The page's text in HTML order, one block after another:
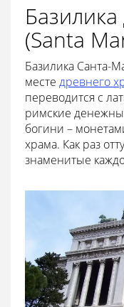
(Santa
Базилика Санта-
месте древнего
переводится с
римские
богини –
храма. Как раз
знаменитые